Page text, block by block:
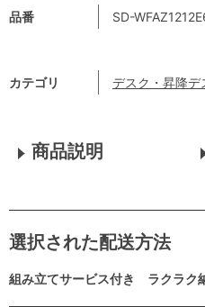
品番
SD-
カテゴリ デスク・昇降デ
商品説明
選択された配送方法
組み立てサービス付き ラクラク